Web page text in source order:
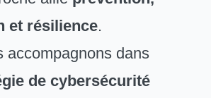
et résilience.
accompagnons dans
de cybersécurité